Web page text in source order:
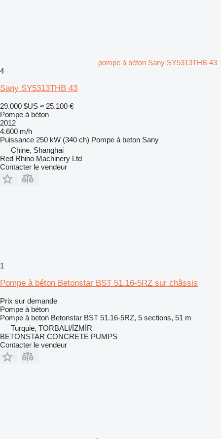
pompe à béton Sany SY5313THB 43
4
Sany SY5313THB 43
29.000 $US ≈ 25.100 €
Pompe à béton
2012
4.600 m/h
Puissance 250 kW (340 ch) Pompe à beton Sany
Chine, Shanghai
Red Rhino Machinery Ltd
Contacter le vendeur
1
Pompe à béton Betonstar BST 51.16-5RZ sur châssis
Prix sur demande
Pompe à béton
Pompe à beton Betonstar BST 51.16-5RZ, 5 sections, 51 m
Turquie, TORBALI/İZMİR
BETONSTAR CONCRETE PUMPS
Contacter le vendeur